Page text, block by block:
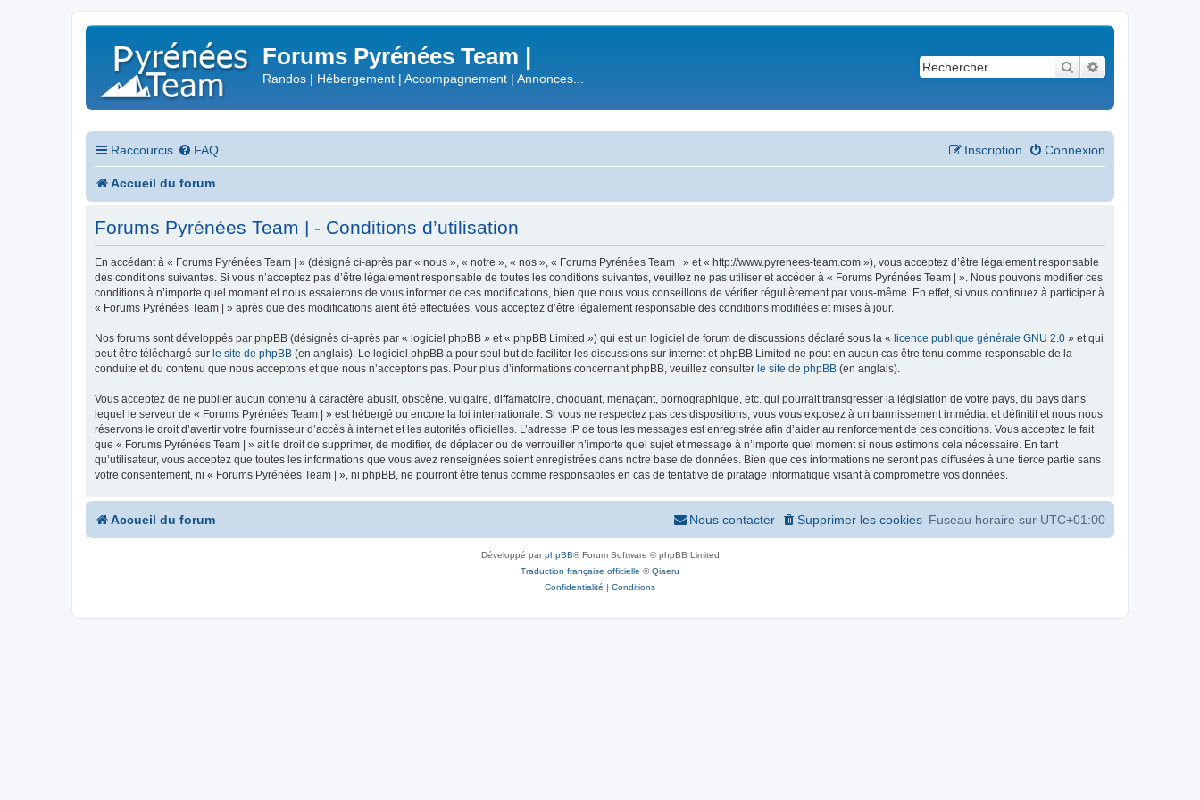
Forums Pyrénées Team |
Randos | Hébergement | Accompagnement | Annonces...
Rechercher
Raccourcis FAQ Connexion
Inscription
Accueil du forum
Forums Pyrénées Team | - Conditions d’utilisation
En accédant à « Forums Pyrénées Team | » (désigné ci-après par « nous », « notre », « nos », « Forums Pyrénées Team | » et « http://www.pyrenees-team.com »), vous acceptez d’être légalement responsable
des conditions suivantes. Si vous n’acceptez pas d’être légalement responsable de toutes les conditions suivantes, veuillez ne pas utiliser et accéder à « Forums Pyrénées Team | ». Nous pouvons modifier ces
conditions à n’importe quel moment et nous essaierons de vous informer de ces modifications, bien que nous vous conseillons de vérifier régulièrement par vous-même. En effet, si vous continuez à participer à
« Forums Pyrénées Team | » après que des modifications aient été effectuées, vous acceptez d’être légalement responsable des conditions modifiées et mises à jour.
Nos forums sont développés par phpBB (désignés ci-après par « logiciel phpBB » et « phpBB Limited ») qui est un logiciel de forum de discussions déclaré sous la « licence publique générale GNU 2.0 » et qui
peut être téléchargé sur le site de phpBB (en anglais). Le logiciel phpBB a pour seul but de faciliter les discussions sur internet et phpBB Limited ne peut en aucun cas être tenu comme responsable de la
conduite et du contenu que nous acceptons et que nous n’acceptons pas. Pour plus d’informations concernant phpBB, veuillez consulter le site de phpBB (en anglais).
Vous acceptez de ne publier aucun contenu à caractère abusif, obscène, vulgaire, diffamatoire, choquant, menaçant, pornographique, etc. qui pourrait transgresser la législation de votre pays, du pays dans
lequel le serveur de « Forums Pyrénées Team | » est hébergé ou encore la loi internationale. Si vous ne respectez pas ces dispositions, vous vous exposez à un bannissement immédiat et définitif et nous nous
réservons le droit d’avertir votre fournisseur d’accès à internet et les autorités officielles. L’adresse IP de tous les messages est enregistrée afin d’aider au renforcement de ces conditions. Vous acceptez le fait
que « Forums Pyrénées Team | » ait le droit de supprimer, de modifier, de déplacer ou de verrouiller n’importe quel sujet et message à n’importe quel moment si nous estimons cela nécessaire. En tant
qu’utilisateur, vous acceptez que toutes les informations que vous avez renseignées soient enregistrées dans notre base de données. Bien que ces informations ne seront pas diffusées à une tierce partie sans
votre consentement, ni « Forums Pyrénées Team | », ni phpBB, ne pourront être tenus comme responsables en cas de tentative de piratage informatique visant à compromettre vos données.
Accueil du forum Fuseau horaire sur UTC+01:00
Supprimer les cookies
Nous contacter
Développé parphpBB® Forum Software © phpBB Limited
Traduction française officielle ©Qiaeru
Confidentialité | Conditions